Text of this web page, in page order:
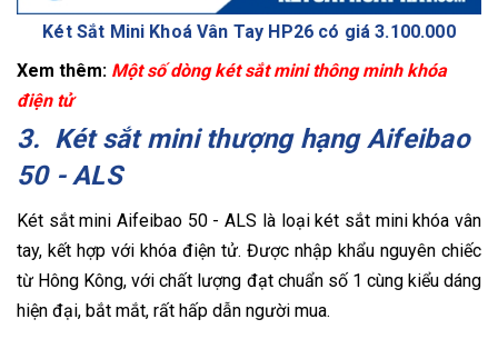
Két Sắt Mini Khoá Vân Tay HP26 có giá 3.100.000
Xem thêm: Một số dòng két sắt mini thông minh khóa
điện tử
3. Két sắt mini thượng hạng Aifeibao
50 - ALS
Két sắt mini Aifeibao 50 - ALS là loại két sắt mini khóa vân
tay, kết hợp với khóa điện tử. Được nhập khẩu nguyên chiếc
từ Hông Kông, với chất lượng đạt chuẩn số 1 cùng kiểu dáng
hiện đại, bắt mắt, rất hấp dẫn người mua.